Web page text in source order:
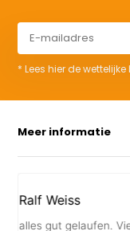
* Lees hier de
Meer informatie